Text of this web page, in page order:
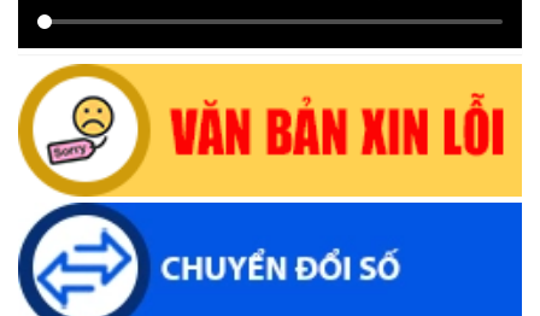
(29/06/2026, 16:39)
Thông báo về việc bán tài sản là tang vật, phương tiện vi
phạm hành chính bị tịch thu sung công quỹ Nhà nước
(10/06/2026, 16:26)
Lịch tiếp công dân định kỳ của Thường trực HĐND xã tháng
05 năm 2026
(22/05/2026, 16:40)